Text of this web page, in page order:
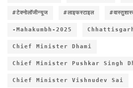
#टेक्नोलॉजीन्यूज #लाइफस्टाइल
-Mahakumbh-2025
Chief Minister Dhami
Chief Minister Pushkar Singh
Chief Minister Vishnudev Sai